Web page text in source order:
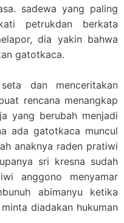
sadewa yang paling
petrukdan berkata
dia yakin bahwa
gatotkaca.
dan menceritakan
rencana menangkap
yang berubah menjadi
ada gatotkaca muncul
anaknya raden pratiwi
sri kresna sudah
anggono menyamar
abimanyu ketika
diadakan hukuman